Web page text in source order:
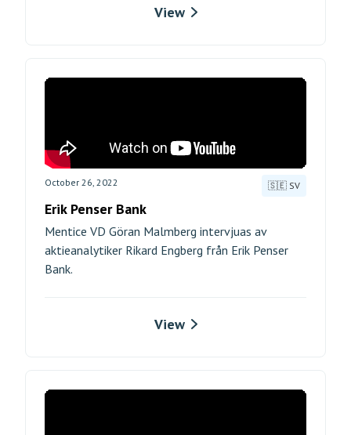
View
October 26, 2022 🇸🇪 SV
Erik Penser Bank
Mentice VD Göran Malmberg intervjuas av
aktieanalytiker Rikard Engberg från Erik Penser
Bank.
View